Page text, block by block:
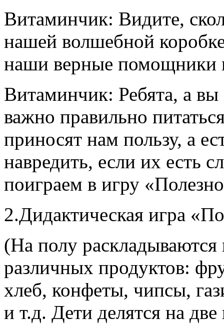
Витаминчик: Видите,
нашей волшебной
наши верные помощники
Витаминчик: Ребята, а вы
важно правильно
приносят нам пользу, а
навредить, если их есть
поиграем в игру
2.Дидактическая игра
(На полу
различных продуктов:
хлеб, конфеты, чипсы,
и т.д. Дети делятся на